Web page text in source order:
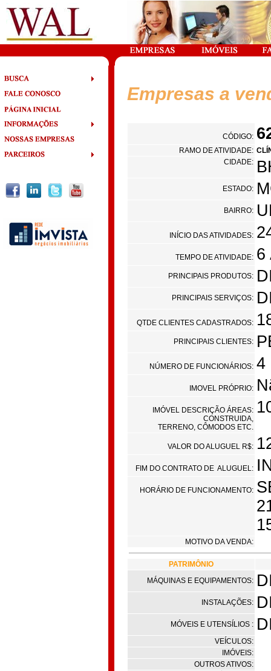
Empresas a
CÓDIGO:
RAMO DE ATIVIDADE:
CIDADE:
ESTADO:
BAIRRO:
INÍCIO DAS ATIVIDADES:
TEMPO DE ATIVIDADE: 6
PRINCIPAIS PRODUTOS:
PRINCIPAIS SERVIÇOS:
QTDE CLIENTES CADASTRADOS:
PRINCIPAIS CLIENTES:
NÚMERO DE FUNCIONÁRIOS: 4
IMOVEL PRÓPRIO:
IMÓVEL DESCRIÇÃO ÁREAS:
CONSTRUIDA,
TERRENO, CÔMODOS ETC.
VALOR DO ALUGUEL R$:
FIM DO CONTRATO DE ALUGUEL:
HORÁRIO DE FUNCIONAMENTO:
MOTIVO DA VENDA:
PATRIMÔNIO
MÁQUINAS E EQUIPAMENTOS:
INSTALAÇÕES:
MÓVEIS E UTENSÍLIOS :
VEÍCULOS:
IMÓVEIS:
OUTROS ATIVOS: